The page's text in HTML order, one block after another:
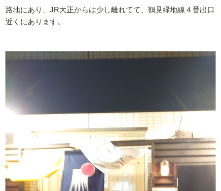
路地にあり、JR大正からは少し離れてて、鶴見緑地線４番出口
近くにあります。